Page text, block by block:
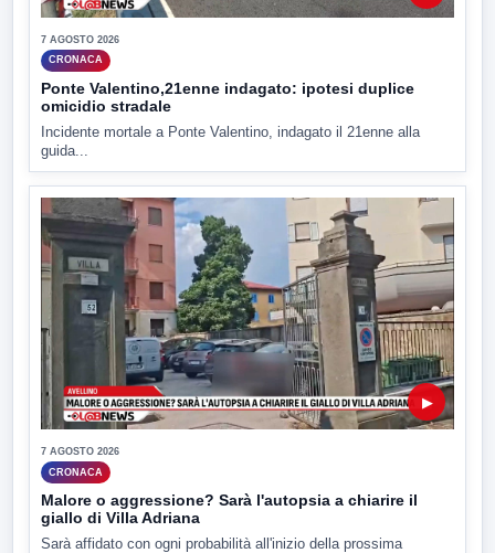
7 AGOSTO 2026
CRONACA
Ponte Valentino,21enne indagato: ipotesi duplice
omicidio stradale
Incidente mortale a Ponte Valentino, indagato il 21enne alla
guida...
▶
7 AGOSTO 2026
CRONACA
Malore o aggressione? Sarà l'autopsia a chiarire il
giallo di Villa Adriana
Sarà affidato con ogni probabilità all'inizio della prossima